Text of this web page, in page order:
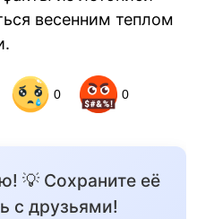
весенним теплом
0 0
💡 Сохраните её
с друзьями!